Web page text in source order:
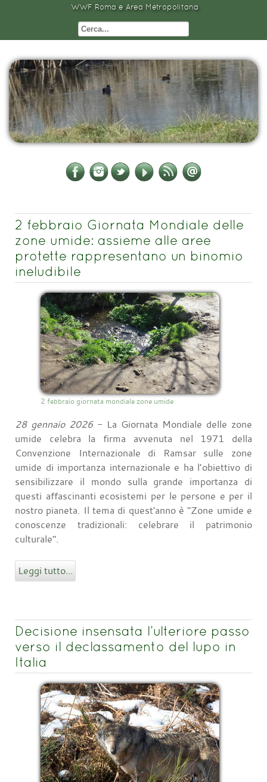
WWF Roma e Area Metropolitana
2 febbraio Giornata Mondiale delle
zone umide: assieme alle aree
protette rappresentano un binomio
ineludibile
2 febbraio giornata mondiale zone umide
28 gennaio 2026- La Giornata Mondiale delle zone
umide celebra la firma avvenuta nel 1971 della
Convenzione Internazionale di Ramsar sulle zone
umide di importanza internazionale e ha l’obiettivo di
sensibilizzare il mondo sulla grande importanza di
questi affascinanti ecosistemi per le persone e per il
nostro pianeta. Il tema di quest'anno è "Zone umide e
conoscenze tradizionali: celebrare il patrimonio
culturale".
Leggi tutto...
Decisione insensata l’ulteriore passo
verso il declassamento del lupo in
Italia